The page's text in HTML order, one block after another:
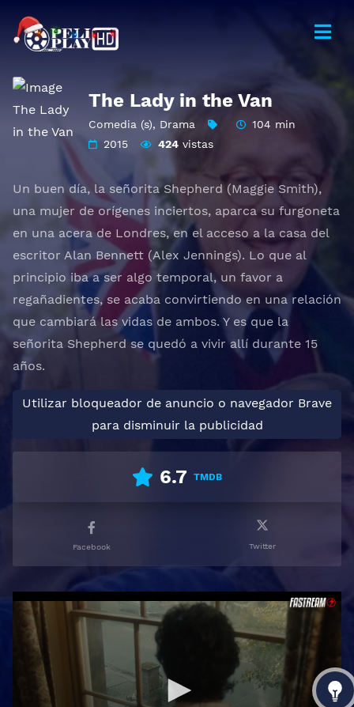
The Lady in the Van
Comedia (s), Drama
104 min
2015
424 vistas
Un buen día, la señorita Shepherd (Maggie Smith),
una mujer de orígenes inciertos, aparca su furgoneta
en una acera de Londres, en el acceso a la casa del
escritor Alan Bennett (Alex Jennings). Lo que al
principio iba a ser algo temporal, un favor a
regañadientes, se acaba convirtiendo en una relación
que cambiará las vidas de ambos. Y es que la
señorita Shepherd se quedó a vivir allí durante 15
años.
Utilizar bloqueador de anuncio o navegador Brave
para disminuir la publicidad
6.7 TMDB
Facebook Twitter